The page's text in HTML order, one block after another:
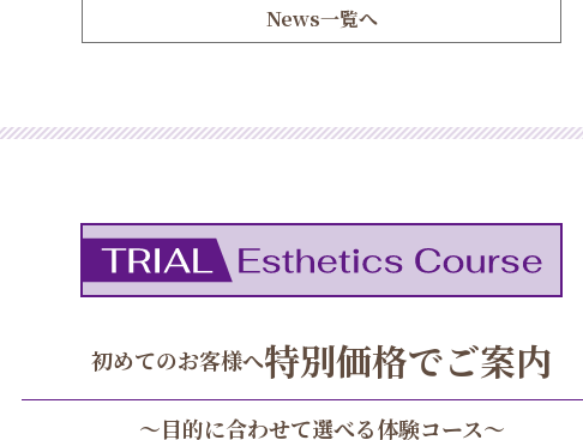
News一覧へ
初めてのお客様へ特別価格でご案内
～目的に合わせて選べる体験コース～